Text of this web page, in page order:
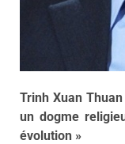
Trinh Xuan
un dogme
évolution »